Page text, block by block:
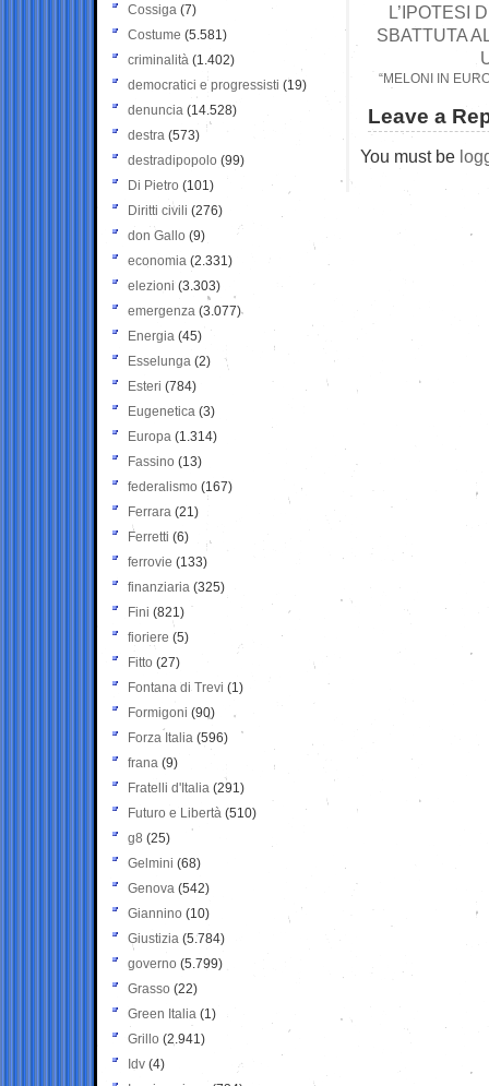
L’IPOTESI
SBATTUTA
“MELONI IN
Leave a
You must be
Cossiga (7)
Costume (5.581)
criminalità (1.402)
democratici e progressisti (19)
denuncia (14.528)
destra (573)
destradipopolo (99)
Di Pietro (101)
Diritti civili (276)
don Gallo (9)
economia (2.331)
elezioni (3.303)
emergenza (3.077)
Energia (45)
Esselunga (2)
Esteri (784)
Eugenetica (3)
Europa (1.314)
Fassino (13)
federalismo (167)
Ferrara (21)
Ferretti (6)
ferrovie (133)
finanziaria (325)
Fini (821)
fioriere (5)
Fitto (27)
Fontana di Trevi (1)
Formigoni (90)
Forza Italia (596)
frana (9)
Fratelli d'Italia (291)
Futuro e Libertà (510)
g8 (25)
Gelmini (68)
Genova (542)
Giannino (10)
Giustizia (5.784)
governo (5.799)
Grasso (22)
Green Italia (1)
Grillo (2.941)
Idv (4)